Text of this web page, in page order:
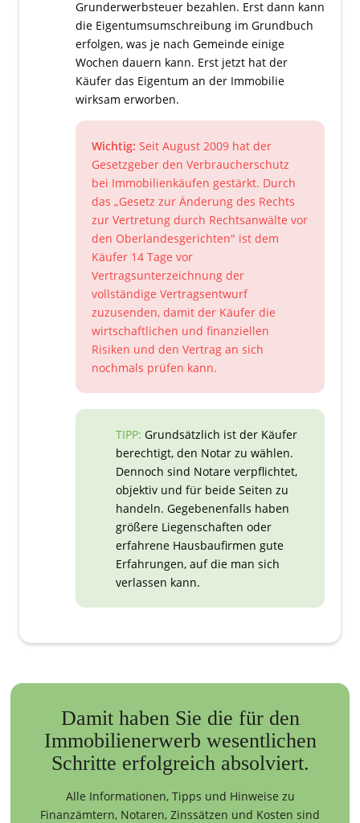
Grunderwerbsteuer bezahlen. Erst dann kann
die Eigentumsumschreibung im Grundbuch
erfolgen, was je nach Gemeinde einige
Wochen dauern kann. Erst jetzt hat der
Käufer das Eigentum an der Immobilie
wirksam erworben.
Wichtig: Seit August 2009 hat der
Gesetzgeber den Verbraucherschutz
bei Immobilienkäufen gestärkt. Durch
das „Gesetz zur Änderung des Rechts
zur Vertretung durch Rechtsanwälte vor
den Oberlandesgerichten" ist dem
Käufer 14 Tage vor
Vertragsunterzeichnung der
vollständige Vertragsentwurf
zuzusenden, damit der Käufer die
wirtschaftlichen und finanziellen
Risiken und den Vertrag an sich
nochmals prüfen kann.
TIPP: Grundsätzlich ist der Käufer
berechtigt, den Notar zu wählen.
Dennoch sind Notare verpflichtet,
objektiv und für beide Seiten zu
handeln. Gegebenenfalls haben
größere Liegenschaften oder
erfahrene Hausbaufirmen gute
Erfahrungen, auf die man sich
verlassen kann.
Damit haben Sie die für den
Immobilienerwerb wesentlichen
Schritte erfolgreich absolviert.
Alle Informationen, Tipps und Hinweise zu
Finanzämtern, Notaren, Zinssätzen und Kosten sind